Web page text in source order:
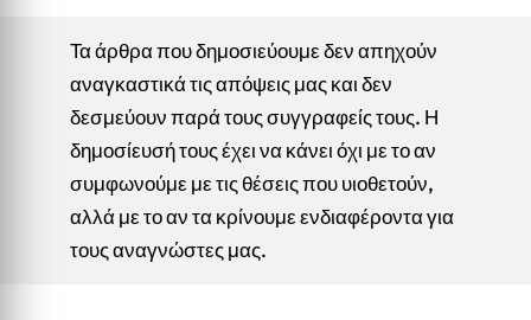
Τα άρθρα που δημοσιεύουμε δεν απηχούν
αναγκαστικά τις απόψεις μας και δεν
δεσμεύουν παρά τους συγγραφείς τους. Η
δημοσίευσή τους έχει να κάνει όχι με το αν
συμφωνούμε με τις θέσεις που υιοθετούν,
αλλά με το αν τα κρίνουμε ενδιαφέροντα για
τους αναγνώστες μας.